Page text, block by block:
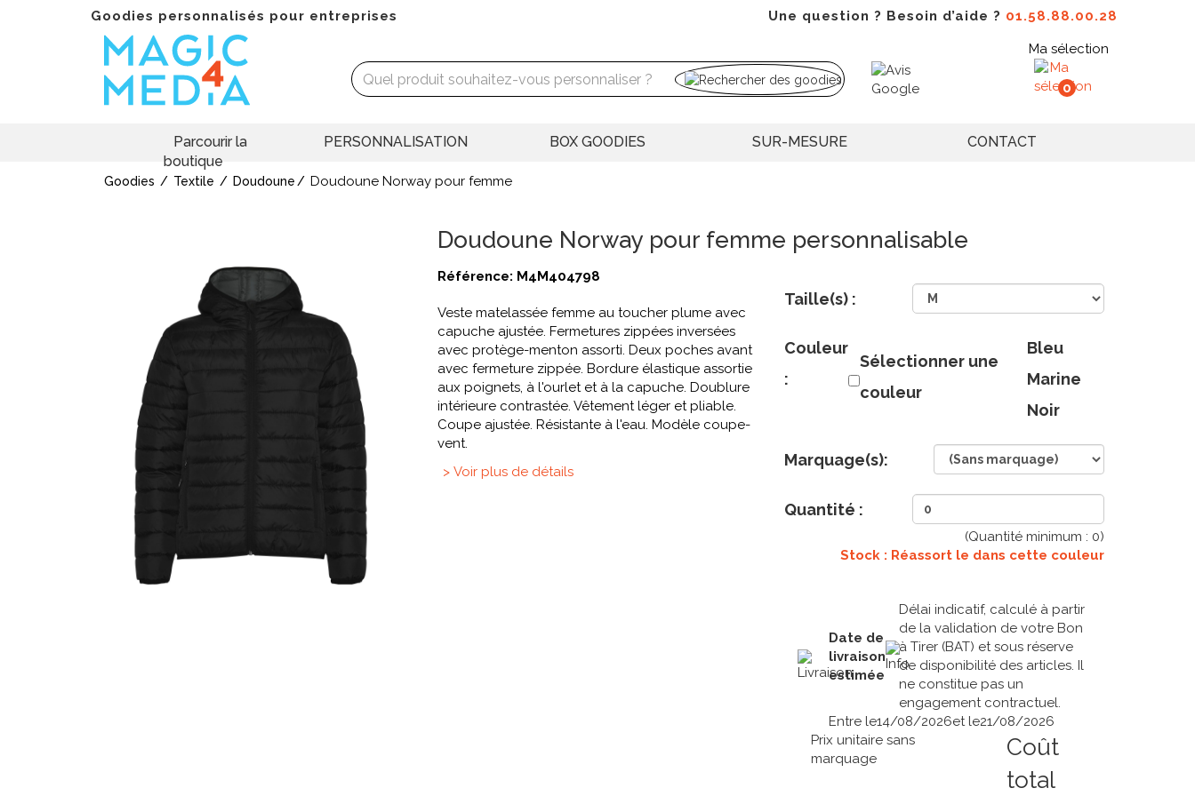
Goodies personnalisés pour entreprises Une question ? Besoin d’aide ? 01.58.88.00.28
Ma sélection
0
Parcourir la
boutique
PERSONNALISATION BOX GOODIES SUR-MESURE CONTACT
Goodies Textile Doudoune Doudoune Norway pour femme
Doudoune Norway pour femme personnalisable
Référence: M4M404798
Veste matelassée femme au toucher plume avec
capuche ajustée. Fermetures zippées inversées
avec protège-menton assorti. Deux poches avant
avec fermeture zippée. Bordure élastique assortie
aux poignets, à l'ourlet et à la capuche. Doublure
intérieure contrastée. Vêtement léger et pliable.
Coupe ajustée. Résistante à l'eau. Modèle coupe-
vent.
> Voir plus de détails
Taille(s) :
Couleur
:
Sélectionner une
couleur
Bleu
Marine
Noir
Marquage(s):
Quantité :
(Quantité minimum : 0)
Stock : Réassort le dans cette couleur
Date de
livraison
estimée
Délai indicatif, calculé à partir
de la validation de votre Bon
à Tirer (BAT) et sous réserve
de disponibilité des articles. Il
ne constitue pas un
engagement contractuel.
Entre le14/08/2026et le21/08/2026
Prix unitaire sans
marquage
Coût
total